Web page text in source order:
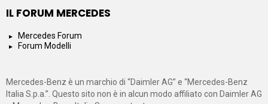
IL FORUM MERCEDES
Mercedes Forum
Forum Modelli
Mercedes-Benz è un marchio di “Daimler AG” e “Mercedes-Benz
Italia S.p.a.”. Questo sito non è in alcun modo affiliato con Daimler AG